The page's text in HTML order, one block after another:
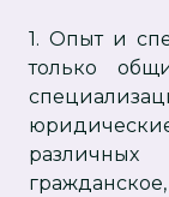
1. Опыт и
только
различных